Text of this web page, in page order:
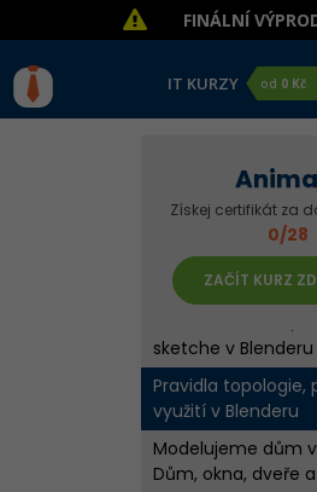
FINÁLNÍ
IT KURZY od 0 Kč
Získej certifikát za
0/28
ZAČÍT KURZ
sketche v Blenderu
Pravidla topologie,
využití v Blenderu
Modelujeme dům
Dům, okna, dveře